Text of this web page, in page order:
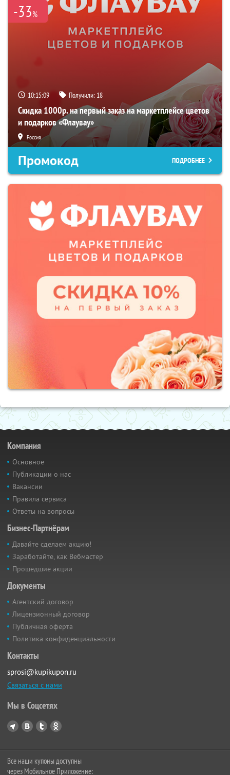
-33%
10:15:08 Получили: 18
Скидка 1000р. на первый заказ на маркетплейсе цветов
и подарков «Флаувау»
Россия
Промокод ПОДРОБНЕЕ
Компания
Основное
Публикации о нас
Вакансии
Правила сервиса
Ответы на вопросы
Бизнес-Партнёрам
Давайте сделаем акцию!
Заработайте, как Вебмастер
Прошедшие акции
Документы
Агентский договор
Лицензионный договор
Публичная оферта
Политика конфиденциальности
Контакты
sprosi@kupikupon.ru
Связаться с нами
Мы в Соцсетях
Все наши купоны доступны
через Мобильное Приложение: